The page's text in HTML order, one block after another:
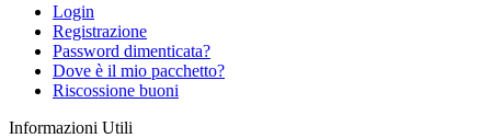
Login
Registrazione
Password dimenticata?
Dove è il mio pacchetto?
Riscossione buoni
Informazioni Utili